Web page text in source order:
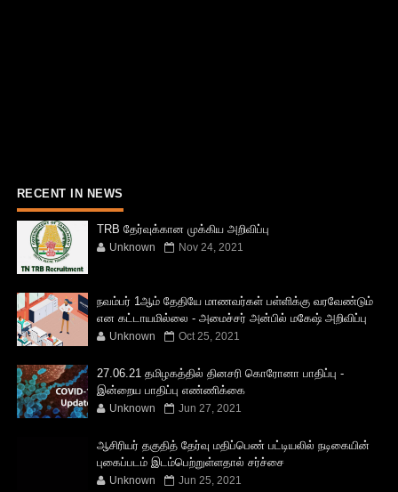
RECENT IN NEWS
TRB தேர்வுக்கான முக்கிய அறிவிப்பு
Unknown Nov 24, 2021
நவம்பர் 1ஆம் தேதியே மாணவர்கள் பள்ளிக்கு வரவேண்டும்
என கட்டாயமில்லை - அமைச்சர் அன்பில் மகேஷ் அறிவிப்பு
Unknown Oct 25, 2021
27.06.21 தமிழகத்தில் தினசரி கொரோனா பாதிப்பு -
இன்றைய பாதிப்பு எண்ணிக்கை
Unknown Jun 27, 2021
ஆசிரியர் தகுதித் தேர்வு மதிப்பெண் பட்டியலில் நடிகையின்
புகைப்படம் இடம்பெற்றுள்ளதால் சர்ச்சை
Unknown Jun 25, 2021